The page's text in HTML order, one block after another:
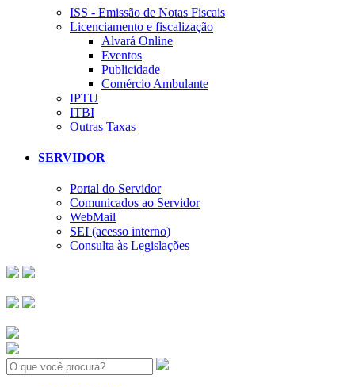
ISS - Emissão de Notas Fiscais
Licenciamento e fiscalização
Alvará Online
Eventos
Publicidade
Comércio Ambulante
IPTU
ITBI
Outras Taxas
SERVIDOR
Portal do Servidor
Comunicados ao Servidor
WebMail
SEI (acesso interno)
Consulta às Legislações
Search: